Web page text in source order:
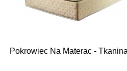
Pokrowiec Na Materac -